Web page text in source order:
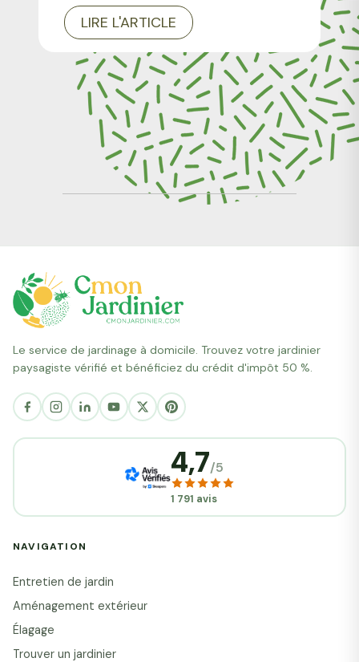
LIRE L'ARTICLE
Le service de jardinage à domicile. Trouvez votre jardinier
paysagiste vérifié et bénéficiez du crédit d'impôt 50 %.
4,7/5
1 791 avis
NAVIGATION
Entretien de jardin
Aménagement extérieur
Élagage
Trouver un jardinier